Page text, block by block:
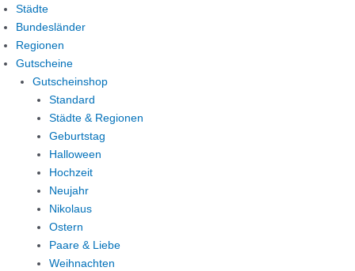
Zum
Inhalt
springen
Städte
Bundesländer
Regionen
Gutscheine
Gutscheinshop
Standard
Städte & Regionen
Geburtstag
Halloween
Hochzeit
Neujahr
Nikolaus
Ostern
Paare & Liebe
Weihnachten